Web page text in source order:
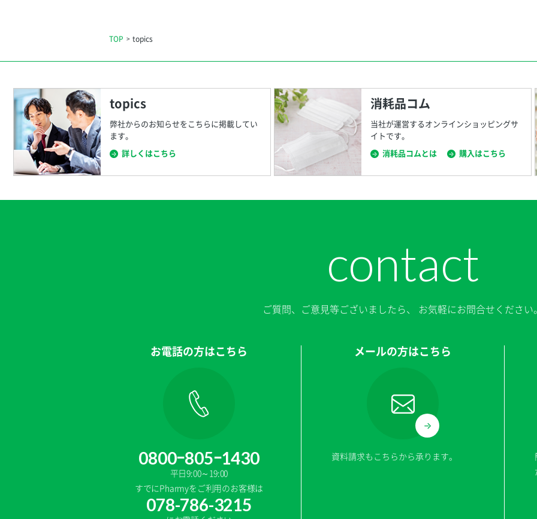
TOP topics
topics
弊社からのお知らせをこちらに掲載してい
ます。
詳しくはこちら
消耗品コム
当社が運営するオンラインショッピングサ
イトです。
消耗品コムとは 購入はこちら
contact
ご質問、ご意見等ございましたら、 お気軽にお問合せください
お電話の方はこちら
0800ｰ805ｰ1430
平日9:00～19:00
すでにPharmyをご利用のお客様は
078-786-3215
メールの方はこちら
資料請求もこちらから承ります。